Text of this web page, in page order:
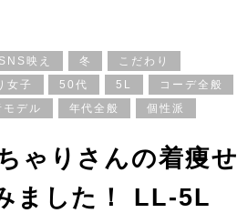
SNS映え 冬
こだわり
女子 50代 5L
コーデ全般
モデル 年代全般 個性派
ゃりさんの着痩せ
ました！ LL-5L